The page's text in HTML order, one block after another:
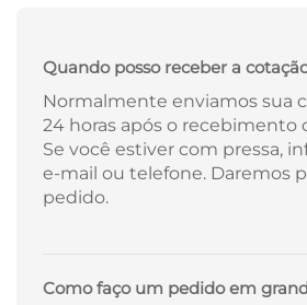
Quando posso receber a
Normalmente enviamos sua
24 horas após o recebimento
Se você estiver com pressa,
e-mail ou telefone. Daremos
pedido.
Como faço um pedido em